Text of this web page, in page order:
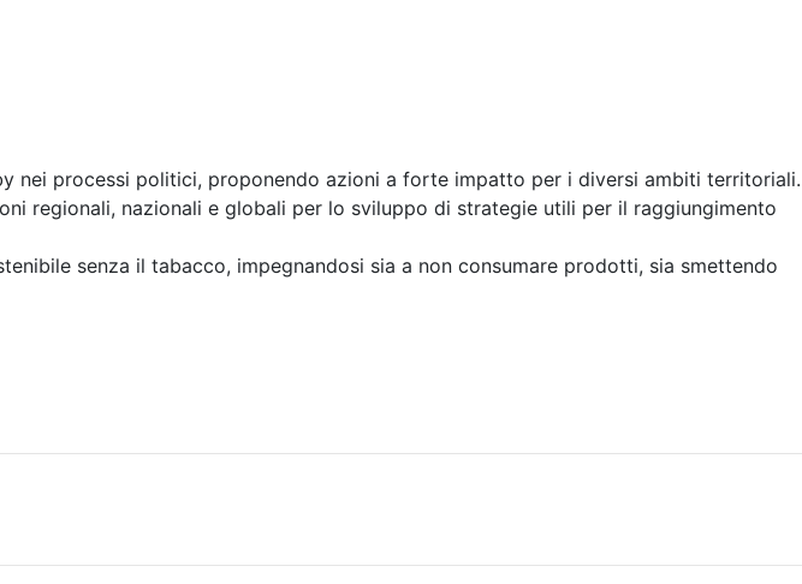
nei processi politici, proponendo azioni a forte impatto per i diversi ambiti territoriali.
regionali, nazionali e globali per lo sviluppo di strategie utili per il raggiungimento
senza il tabacco, impegnandosi sia a non consumare prodotti, sia smettendo